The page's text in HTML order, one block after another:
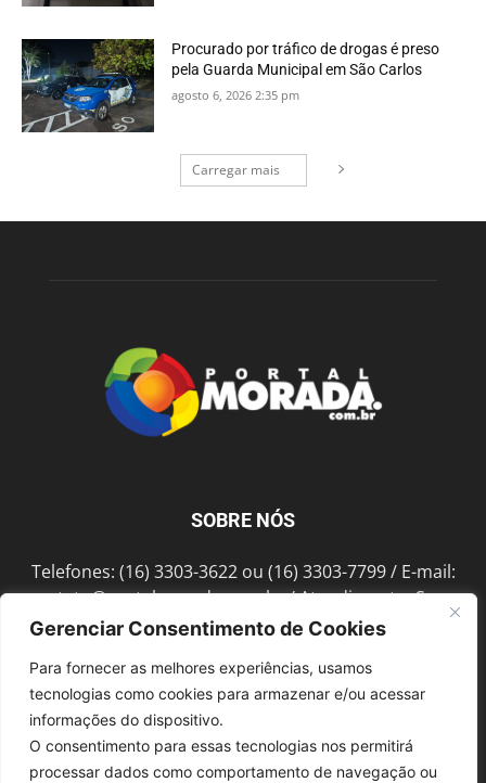
Gerenciar Consentimento de Cookies
Para fornecer as melhores experiências, usamos
tecnologias como cookies para armazenar e/ou acessar
informações do dispositivo.
O consentimento para essas tecnologias nos permitirá
processar dados como comportamento de navegação ou
Procurado por tráfico de drogas é preso
pela Guarda Municipal em São Carlos
agosto 6, 2026 2:35 pm
Carregar mais
SOBRE NÓS
Telefones: (16) 3303-3622 ou (16) 3303-7799 / E-mail:
contato@portalmorada.com.br/ Atendimento: Seg a
Sex das 8h às 18h / Endereço: Av. Bento de Abreu, 889
SIGA-NOS